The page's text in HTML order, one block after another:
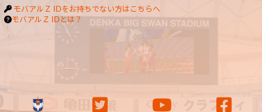
モバアルＺ IDをお持ちでない方はこちらへ
モバアルＺ IDとは？